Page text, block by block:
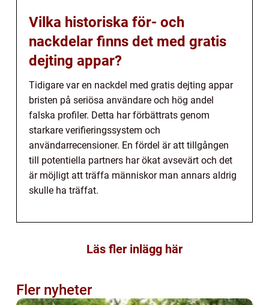
Vilka historiska för- och
nackdelar finns det med gratis
dejting appar?
Tidigare var en nackdel med gratis dejting appar
bristen på seriösa användare och hög andel
falska profiler. Detta har förbättrats genom
starkare verifieringssystem och
användarrecensioner. En fördel är att tillgången
till potentiella partners har ökat avsevärt och det
är möjligt att träffa människor man annars aldrig
skulle ha träffat.
Läs fler inlägg här
Fler nyheter